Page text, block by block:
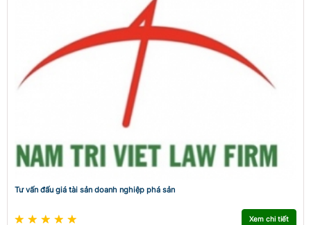
Tư vấn đấu giá tài sản doanh nghiệp phá sản
Xem chi tiết